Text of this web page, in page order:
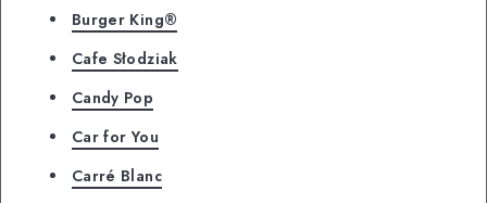
Burger King®
Cafe Słodziak
Candy Pop
Car for You
Carré Blanc